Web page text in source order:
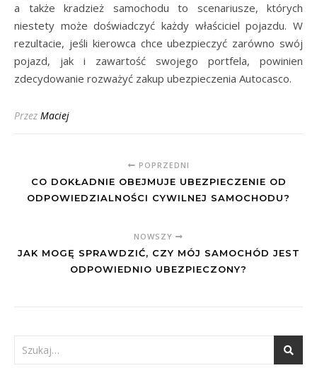
a także kradzież samochodu to scenariusze, których
niestety może doświadczyć każdy właściciel pojazdu. W
rezultacie, jeśli kierowca chce ubezpieczyć zarówno swój
pojazd, jak i zawartość swojego portfela, powinien
zdecydowanie rozważyć zakup ubezpieczenia Autocasco.
Przez Maciej
POPRZEDNI
CO DOKŁADNIE OBEJMUJE UBEZPIECZENIE OD
ODPOWIEDZIALNOŚCI CYWILNEJ SAMOCHODU?
NOWSZY
JAK MOGĘ SPRAWDZIĆ, CZY MÓJ SAMOCHÓD JEST
ODPOWIEDNIO UBEZPIECZONY?